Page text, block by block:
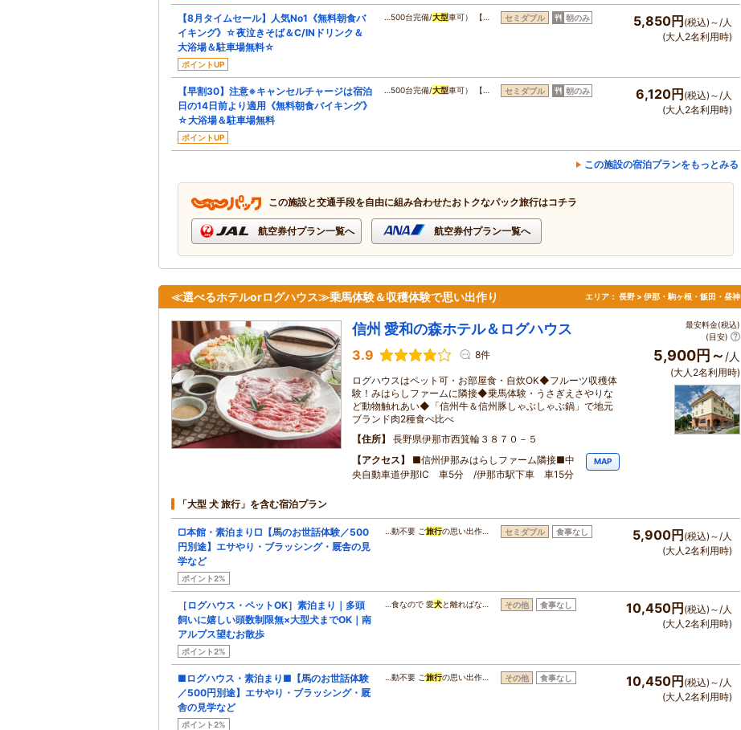
【8月タイムセール】人気No1《無料朝食バ
イキング》☆夜泣きそば＆C/INドリンク＆
大浴場＆駐車場無料☆
ポイントUP
…500台完備/大型車可） 【… セミダブル 朝のみ 5,850円 (税込)～/人
(大人2名利用時)
【早割30】注意※キャンセルチャージは宿泊
日の14日前より適用《無料朝食バイキング》
☆大浴場＆駐車場無料
ポイントUP
…500台完備/大型車可） 【… セミダブル 朝のみ 6,120円 (税込)～/人
(大人2名利用時)
この施設の宿泊プランをもっとみる
この施設と交通手段を自由に組み合わせたおトクなパック旅行はコチラ
航空券付プラン一覧へ 航空券付プラン一覧へ
≪選べるホテルorログハウス≫乗馬体験＆収穫体験で思い出作り エリア： 長野 > 伊那・駒ヶ根・飯田・昼神
信州 愛和の森ホテル＆ログハウス
3.9 8件
ログハウスはペット可・お部屋食・自炊OK◆フルーツ収穫体
験！みはらしファームに隣接◆乗馬体験・うさぎえさやりな
ど動物触れあい◆「信州牛＆信州豚しゃぶしゃぶ鍋」で地元
ブランド肉2種食べ比べ
住所
長野県伊那市西箕輪３８７０－５
アクセス
■信州伊那みはらしファーム隣接■中
央自動車道伊那IC 車5分 /伊那市駅下車 車15分
MAP
最安料金(税込)
(目安)
5,900円～ /人
(大人2名利用時)
「大型 犬 旅行」を含む宿泊プラン
□本館・素泊まり□【馬のお世話体験／500
円別途】エサやり・ブラッシング・厩舎の見
学など
ポイント2%
…動不要 ご旅行の思い出作… セミダブル 食事なし 5,900円(税込)～/人
(大人2名利用時)
［ログハウス・ペットOK］素泊まり｜多頭
飼いに嬉しい頭数制限無×大型犬までOK｜南
アルプス望むお散歩
ポイント2%
…食なので 愛犬と離ればな… その他 食事なし 10,450円(税込)～/人
(大人2名利用時)
■ログハウス・素泊まり■【馬のお世話体験
／500円別途】エサやり・ブラッシング・厩
舎の見学など
ポイント2%
…動不要 ご旅行の思い出作… その他 食事なし 10,450円(税込)～/人
(大人2名利用時)